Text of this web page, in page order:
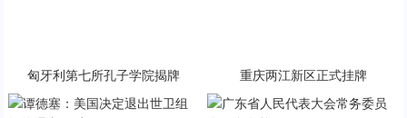
匈牙利第七所孔子学院揭牌 重庆两江新区正式挂牌